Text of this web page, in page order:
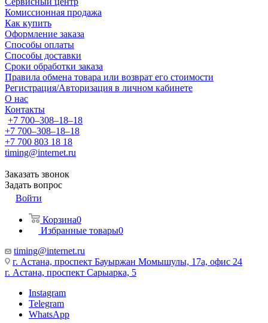
Комиссионная продажа
Как купить
Оформление заказа
Способы оплаты
Способы доставки
Сроки обработки заказа
Правила обмена товара или возврат его стоимости
Регистрация/Авторизация в личном кабинете
О нас
Контакты
+7 700‒308‒18‒18
+7 700‒308‒18‒18
+7 700 803 18 18
timing@internet.ru
Заказать звонок
Задать вопрос
Войти
Корзина0
Избранные товары0
timing@internet.ru
г. Астана, проспект Бауыржан Момышулы, 17а, офис 24
г. Астана, проспект Сарыарка, 5
Instagram
Telegram
WhatsApp